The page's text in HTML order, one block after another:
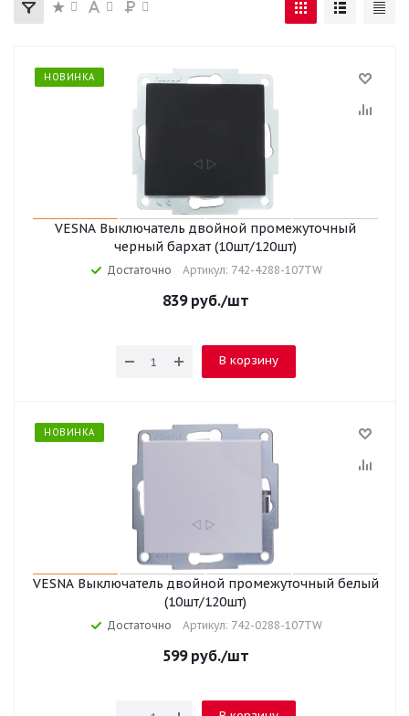
НОВИНКА
VESNA Выключатель двойной промежуточный
черный бархат (10шт/120шт)
Достаточно Артикул: 742-4288-107TW
839руб./шт
В корзину
НОВИНКА
VESNA Выключатель двойной промежуточный белый
(10шт/120шт)
Достаточно Артикул: 742-0288-107TW
599руб./шт